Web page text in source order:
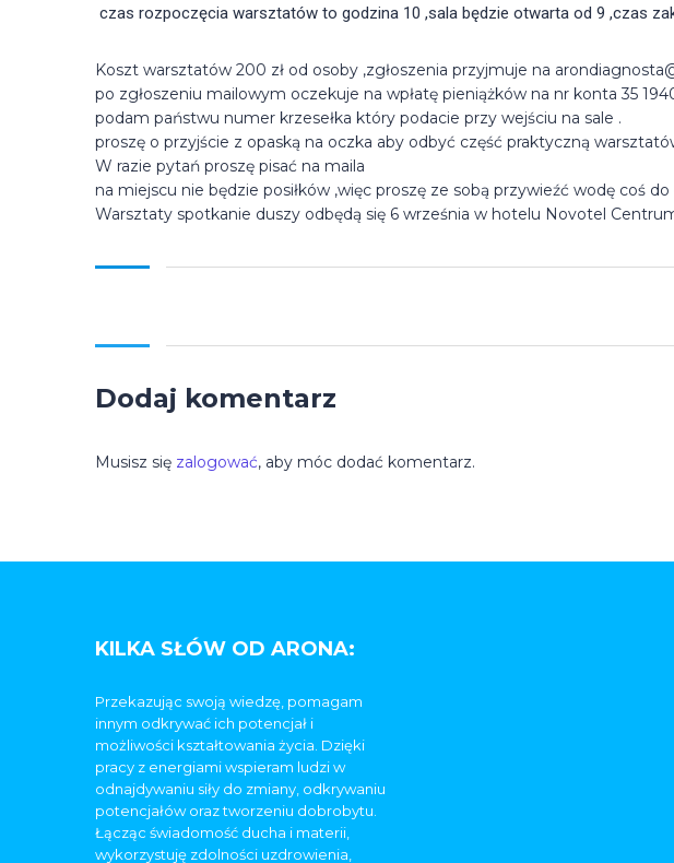
czas rozpoczęcia warsztatów to godzina 10 ,sala będzie otwarta od 9 ,czas
Koszt warsztatów 200 zł od osoby ,zgłoszenia przyjmuje na
po zgłoszeniu mailowym oczekuje na wpłatę pieniążków na nr konta 35
podam państwu numer krzesełka który podacie przy wejściu na sale .
proszę o przyjście z opaską na oczka aby odbyć część praktyczną
W razie pytań proszę pisać na maila
na miejscu nie będzie posiłków ,więc proszę ze sobą przywieźć wodę coś
Warsztaty spotkanie duszy odbędą się 6 września w hotelu Novotel
Dodaj komentarz
Musisz się zalogować, aby móc dodać komentarz.
KILKA SŁÓW OD ARONA:
Przekazując swoją wiedzę, pomagam
innym odkrywać ich potencjał i
możliwości kształtowania życia. Dzięki
pracy z energiami wspieram ludzi w
odnajdywaniu siły do zmiany, odkrywaniu
potencjałów oraz tworzeniu dobrobytu.
Łącząc świadomość ducha i materii,
wykorzystuję zdolności uzdrowienia,